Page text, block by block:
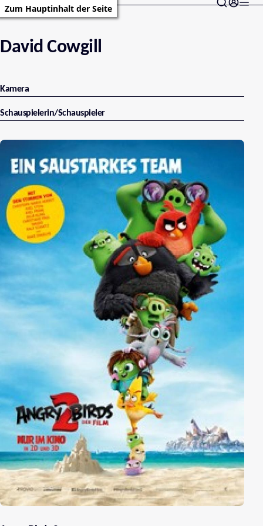
Zum Hauptinhalt der Seite
David Cowgill
Kamera
Schauspielerin/Schauspieler